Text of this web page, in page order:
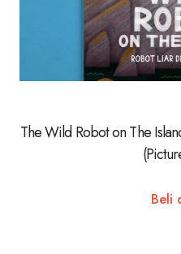
The Wild Robot on The
Beli